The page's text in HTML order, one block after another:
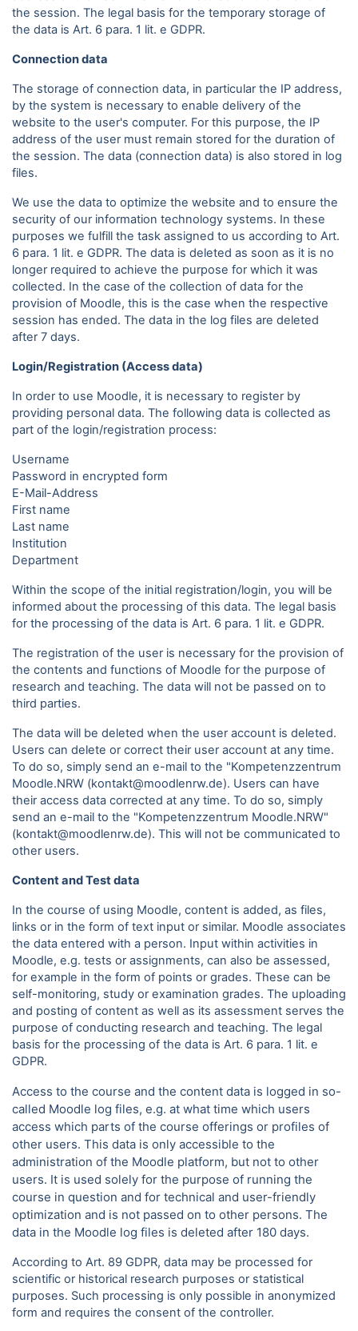
the session. The legal basis for the temporary storage of
the data is Art. 6 para. 1 lit. e GDPR.
Connection data
The storage of connection data, in particular the IP address,
by the system is necessary to enable delivery of the
website to the user's computer. For this purpose, the IP
address of the user must remain stored for the duration of
the session. The data (connection data) is also stored in log
files.
We use the data to optimize the website and to ensure the
security of our information technology systems. In these
purposes we fulfill the task assigned to us according to Art.
6 para. 1 lit. e GDPR. The data is deleted as soon as it is no
longer required to achieve the purpose for which it was
collected. In the case of the collection of data for the
provision of Moodle, this is the case when the respective
session has ended. The data in the log files are deleted
after 7 days.
Login/Registration (Access data)
In order to use Moodle, it is necessary to register by
providing personal data. The following data is collected as
part of the login/registration process:
Username
Password in encrypted form
E-Mail-Address
First name
Last name
Institution
Department
Within the scope of the initial registration/login, you will be
informed about the processing of this data. The legal basis
for the processing of the data is Art. 6 para. 1 lit. e GDPR.
The registration of the user is necessary for the provision of
the contents and functions of Moodle for the purpose of
research and teaching. The data will not be passed on to
third parties.
The data will be deleted when the user account is deleted.
Users can delete or correct their user account at any time.
To do so, simply send an e-mail to the "Kompetenzzentrum
Moodle.NRW (kontakt@moodlenrw.de). Users can have
their access data corrected at any time. To do so, simply
send an e-mail to the "Kompetenzzentrum Moodle.NRW"
(kontakt@moodlenrw.de). This will not be communicated to
other users.
Content and Test data
In the course of using Moodle, content is added, as files,
links or in the form of text input or similar. Moodle associates
the data entered with a person. Input within activities in
Moodle, e.g. tests or assignments, can also be assessed,
for example in the form of points or grades. These can be
self-monitoring, study or examination grades. The uploading
and posting of content as well as its assessment serves the
purpose of conducting research and teaching. The legal
basis for the processing of the data is Art. 6 para. 1 lit. e
GDPR.
Access to the course and the content data is logged in so-
called Moodle log files, e.g. at what time which users
access which parts of the course offerings or profiles of
other users. This data is only accessible to the
administration of the Moodle platform, but not to other
users. It is used solely for the purpose of running the
course in question and for technical and user-friendly
optimization and is not passed on to other persons. The
data in the Moodle log files is deleted after 180 days.
According to Art. 89 GDPR, data may be processed for
scientific or historical research purposes or statistical
purposes. Such processing is only possible in anonymized
form and requires the consent of the controller.